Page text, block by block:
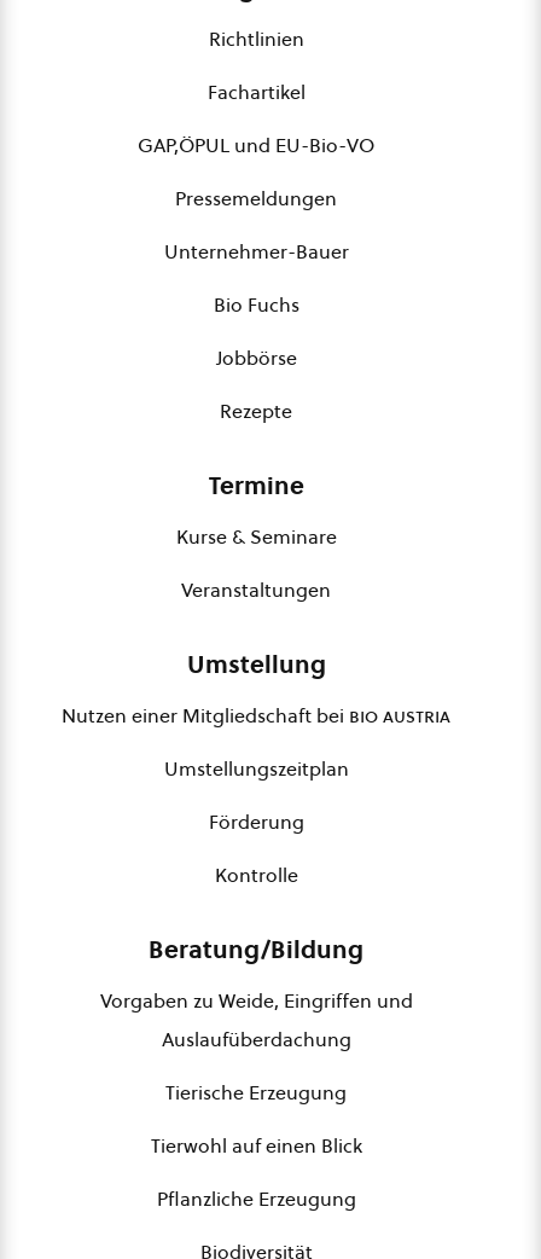
Richtlinien
Fachartikel
GAP,ÖPUL und EU-Bio-VO
Pressemeldungen
Unternehmer-Bauer
Bio Fuchs
Jobbörse
Rezepte
Termine
Kurse & Seminare
Veranstaltungen
Umstellung
Nutzen einer Mitgliedschaft bei bio austria
Umstellungszeitplan
Förderung
Kontrolle
Beratung/Bildung
Vorgaben zu Weide, Eingriffen und
Auslaufüberdachung
Tierische Erzeugung
Tierwohl auf einen Blick
Pflanzliche Erzeugung
Biodiversität